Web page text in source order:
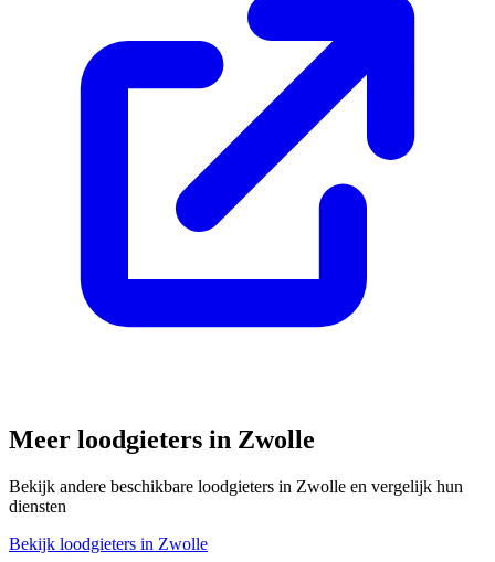
Meer loodgieters in Zwolle
Bekijk andere beschikbare loodgieters in Zwolle en vergelijk hun
diensten
Bekijk loodgieters in Zwolle